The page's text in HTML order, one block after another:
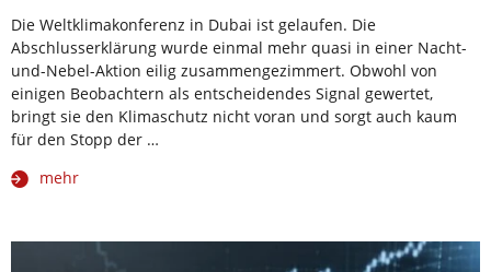
Die Weltklimakonferenz in Dubai ist gelaufen. Die
Abschlusserklärung wurde einmal mehr quasi in einer Nacht-
und-Nebel-Aktion eilig zusammengezimmert. Obwohl von
einigen Beobachtern als entscheidendes Signal gewertet,
bringt sie den Klimaschutz nicht voran und sorgt auch kaum
für den Stopp der …
mehr